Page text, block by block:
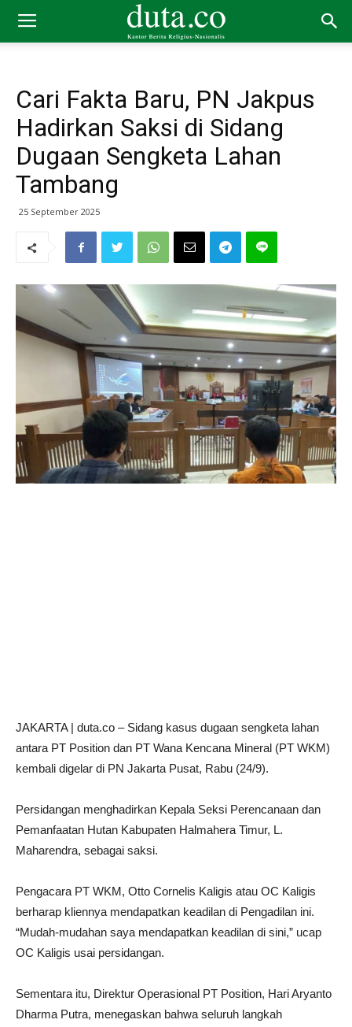
Cari Fakta Baru, PN Jakpus
Hadirkan Saksi di Sidang
Dugaan Sengketa Lahan
Tambang
25 September 2025
JAKARTA | duta.co – Sidang kasus dugaan sengketa lahan
antara PT Position dan PT Wana Kencana Mineral (PT WKM)
kembali digelar di PN Jakarta Pusat, Rabu (24/9).
Persidangan menghadirkan Kepala Seksi Perencanaan dan
Pemanfaatan Hutan Kabupaten Halmahera Timur, L.
Maharendra, sebagai saksi.
Pengacara PT WKM, Otto Cornelis Kaligis atau OC Kaligis
berharap kliennya mendapatkan keadilan di Pengadilan ini.
“Mudah-mudahan saya mendapatkan keadilan di sini,” ucap
OC Kaligis usai persidangan.
Sementara itu, Direktur Operasional PT Position, Hari Aryanto
Dharma Putra, menegaskan bahwa seluruh langkah